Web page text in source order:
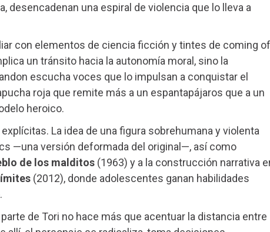
desencadenan una espiral de violencia que lo lleva a
con elementos de ciencia ficción y tintes de coming of
un tránsito hacia la autonomía moral, sino la
escucha voces que lo impulsan a conquistar el
roja que remite más a un espantapájaros que a un
heroico.
La idea de una figura sobrehumana y violenta
—una versión deformada del original—, así como
de los malditos(1963) y a la construcción narrativa
(2012), donde adolescentes ganan habilidades
de Tori no hace más que acentuar la distancia entre